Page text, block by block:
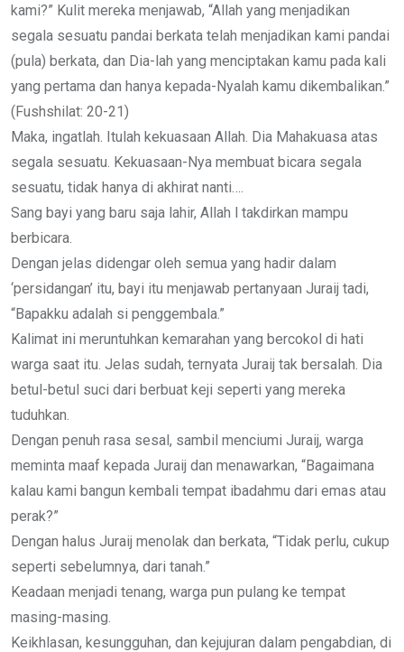
kami?” Kulit mereka menjawab, “Allah yang menjadikan
segala sesuatu pandai berkata telah menjadikan kami pandai
(pula) berkata, dan Dia-lah yang menciptakan kamu pada kali
yang pertama dan hanya kepada-Nyalah kamu dikembalikan.”
(Fushshilat: 20-21)
Maka, ingatlah. Itulah kekuasaan Allah. Dia Mahakuasa atas
segala sesuatu. Kekuasaan-Nya membuat bicara segala
sesuatu, tidak hanya di akhirat nanti….
Sang bayi yang baru saja lahir, Allah l takdirkan mampu
berbicara.
Dengan jelas didengar oleh semua yang hadir dalam
‘persidangan’ itu, bayi itu menjawab pertanyaan Juraij tadi,
“Bapakku adalah si penggembala.”
Kalimat ini meruntuhkan kemarahan yang bercokol di hati
warga saat itu. Jelas sudah, ternyata Juraij tak bersalah. Dia
betul-betul suci dari berbuat keji seperti yang mereka
tuduhkan.
Dengan penuh rasa sesal, sambil menciumi Juraij, warga
meminta maaf kepada Juraij dan menawarkan, “Bagaimana
kalau kami bangun kembali tempat ibadahmu dari emas atau
perak?”
Dengan halus Juraij menolak dan berkata, “Tidak perlu, cukup
seperti sebelumnya, dari tanah.”
Keadaan menjadi tenang, warga pun pulang ke tempat
masing-masing.
Keikhlasan, kesungguhan, dan kejujuran dalam pengabdian, di